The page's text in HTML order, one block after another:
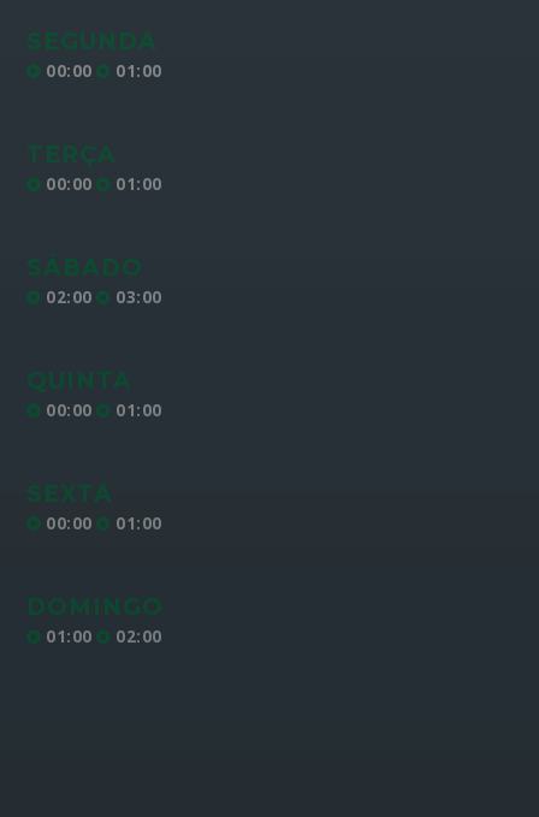
SEGUNDA
00:00 01:00
TERÇA
00:00 01:00
SÁBADO
02:00 03:00
QUINTA
00:00 01:00
SEXTA
00:00 01:00
DOMINGO
01:00 02:00